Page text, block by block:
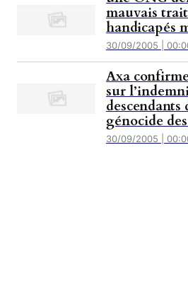
mauvais
handicapés
30/09/2005 |
Axa
sur
descendants
génocide
30/09/2005 |